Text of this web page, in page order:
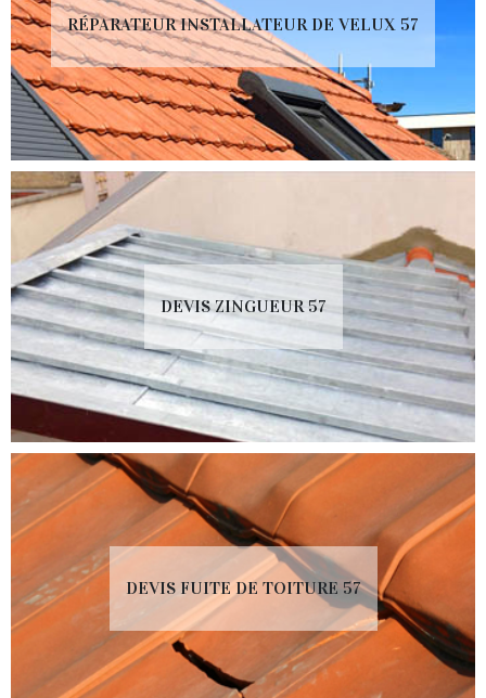
RÉPARATEUR INSTALLATEUR DE VELUX 57
DEVIS ZINGUEUR 57
DEVIS FUITE DE TOITURE 57